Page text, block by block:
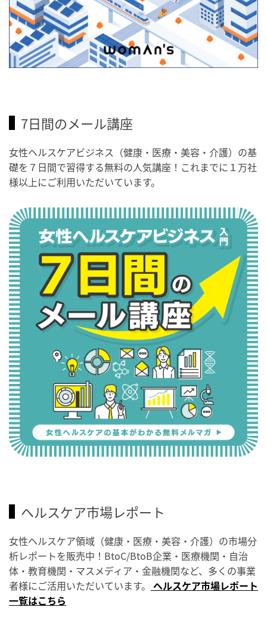
7日間のメール講座
女性ヘルスケアビジネス（健康・医療・美容・介護）の基
礎を７日間で習得する無料の人気講座！これまでに１万社
様以上にご利用いただいています。
ヘルスケア市場レポート
女性ヘルスケア領域（健康・医療・美容・介護）の市場分
析レポートを販売中！BtoC/BtoB企業・医療機関・自治
体・教育機関・マスメディア・金融機関など、多くの事業
者様にご活用いただいています。 ヘルスケア市場レポート
一覧はこちら